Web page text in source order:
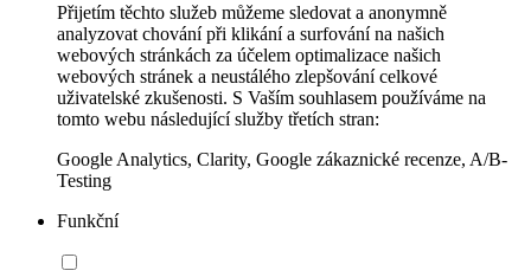
Přijetím těchto služeb můžeme sledovat a anonymně
analyzovat chování při klikání a surfování na našich
webových stránkách za účelem optimalizace našich
webových stránek a neustálého zlepšování celkové
uživatelské zkušenosti. S Vaším souhlasem používáme na
tomto webu následující služby třetích stran:
Google Analytics, Clarity, Google zákaznické recenze, A/B-
Testing
Funkční